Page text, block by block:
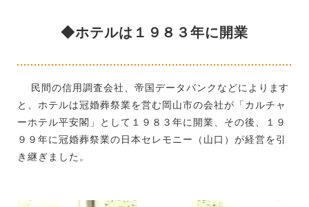
◆ホテルは１９８３年に開業
民間の信用調査会社、帝国データバンクなどによります
と、ホテルは冠婚葬祭業を営む岡山市の会社が「カルチャ
ーホテル平安閣」として１９８３年に開業、その後、１９
９９年に冠婚葬祭業の日本セレモニー（山口）が経営を引
き継ぎました。